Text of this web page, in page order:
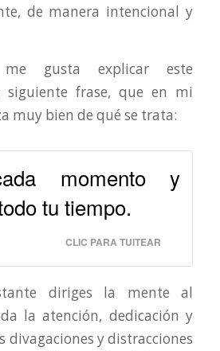
de manera intencional y
me gusta explicar este
siguiente frase, que en mi
muy bien de qué se trata:
momento y
tu tiempo.
CLIC PARA TUITEAR
diriges la mente al
la atención, dedicación y
divagaciones y distracciones